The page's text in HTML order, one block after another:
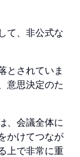
て、非公式な
とされていま
意思決定のた
、会議全体に
かけてつなが
上で非常に重